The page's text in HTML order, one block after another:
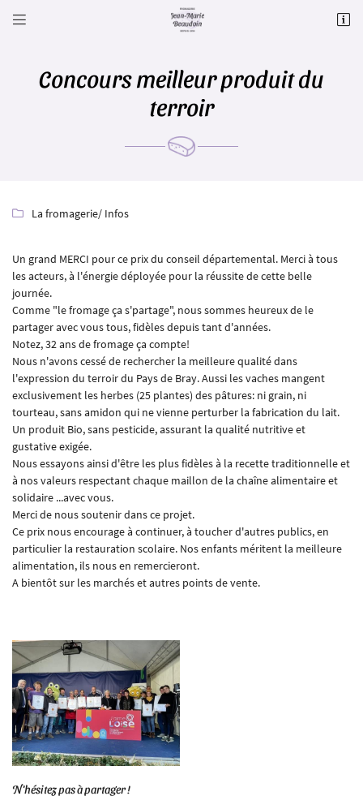
 
09 71 20 83 40
 Recopier le code ci-contre
 Rafraîchir le captcha
En cochant cette case, vous consentez à recevoir nos propositions commerciales à l'adresse
email indiqué ci-dessus. Vous pouvez vous désinscrire à tout moment en utilisant
formulaire de désinscription
Concours meilleur produit du
terroir
 La fromagerie/ Infos
Un grand MERCI pour ce prix du conseil départemental. Merci à tous
les acteurs, à l'énergie déployée pour la réussite de cette belle
journée.
Comme "le fromage ça s'partage", nous sommes heureux de le
partager avec vous tous, fidèles depuis tant d'années.
Notez, 32 ans de fromage ça compte!
Nous n'avons cessé de rechercher la meilleure qualité dans
l'expression du terroir du Pays de Bray. Aussi les vaches mangent
exclusivement les herbes (25 plantes) des pâtures: ni grain, ni
tourteau, sans amidon qui ne vienne perturber la fabrication du lait.
Un produit Bio, sans pesticide, assurant la qualité nutritive et
gustative exigée.
Nous essayons ainsi d'être les plus fidèles à la recette traditionnelle et
à nos valeurs respectant chaque maillon de la chaîne alimentaire et
solidaire ...avec vous.
Merci de nous soutenir dans ce projet.
Ce prix nous encourage à continuer, à toucher d'autres publics, en
particulier la restauration scolaire. Nos enfants méritent la meilleure
alimentation, ils nous en remercieront.
A bientôt sur les marchés et autres points de vente.
N'hésitez pas à partager !